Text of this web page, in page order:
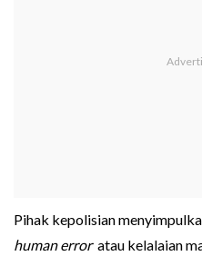
Pihak kepolisian
human erroratau kelalaian